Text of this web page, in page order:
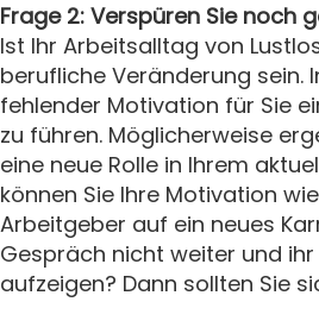
Frage 2: Verspüren Sie noch
Ist Ihr Arbeitsalltag von
berufliche Veränderung sein.
fehlender Motivation für Sie
zu führen. Möglicherweise
eine neue Rolle in Ihrem
können Sie Ihre Motivation
Arbeitgeber auf ein neues
Gespräch nicht weiter und
aufzeigen? Dann sollten Sie